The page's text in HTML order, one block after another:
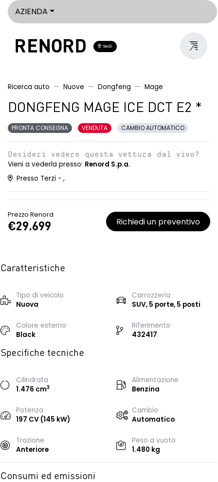
AZIENDA
Sedi
Ricerca auto Nuove Dongfeng Mage
DONGFENG MAGE ICE DCT E2 *
PRONTA CONSEGNA VENDUTA CAMBIO AUTOMATICO
Desideri vedere questa vettura dal vivo?
Vieni a vederla presso: Renord S.p.a.
Presso Terzi - ,
Prezzo Renord
€29.699 Richiedi un preventivo
Caratteristiche
Tipo di veicolo
Nuova
Carrozzeria
SUV, 5 porte, 5 posti
Colore esterno
Black
Riferimento
432417
Specifiche tecniche
Cilindrata
1.476 cm3
Alimentazione
Benzina
Potenza
197 CV (145 kW)
Cambio
Automatico
Trazione
Anteriore
Peso a vuoto
1.480 kg
Consumi ed emissioni